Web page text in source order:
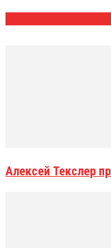
Алексей Текслер